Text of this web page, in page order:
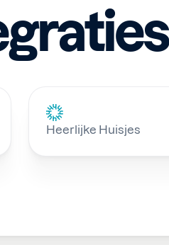
Heerlijke Huisjes